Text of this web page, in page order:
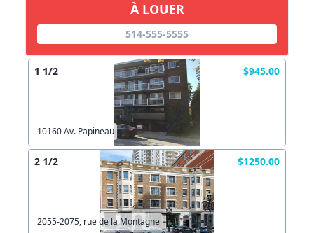
À LOUER
514-555-5555
1 1/2 $945.00
10160 Av. Papineau
2 1/2 $1250.00
2055-2075, rue de la Montagne
X Fermer Envoyez